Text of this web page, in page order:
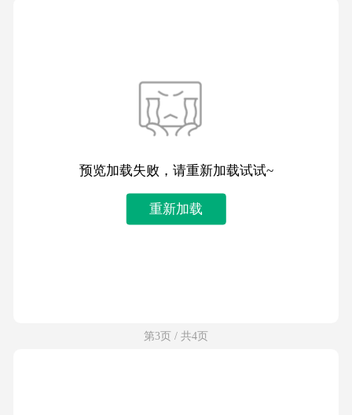
预览加载失败，请重新加载试试~
重新加载
第3页 / 共4页